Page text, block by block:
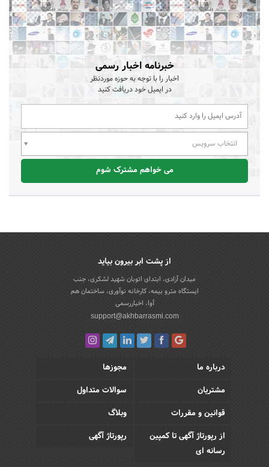
خبرنامه اخبار رسمی
اخبار را با توجه به حوزه موردنظر
در ایمیل خود دریافت کنید
انتخاب سرویس
می خواهم مشترک شوم
از پشت ابر بیرون بیاید
میدان آزادی، ابتدای اتوبان شهید لشکری، جنب
ایستگاه مترو بیمه، کارخانه نوآوری، ساختمان هم
آوا، اخباررسمی
support@akhbarrasmi.com
درباره ما
مجوزها
مشتریان
سوالات متداول
قوانین و مقررات
وبلاگ
از رپورتاژ آگهی تا کمپین
رسانه ای
رپورتاژ آگهی